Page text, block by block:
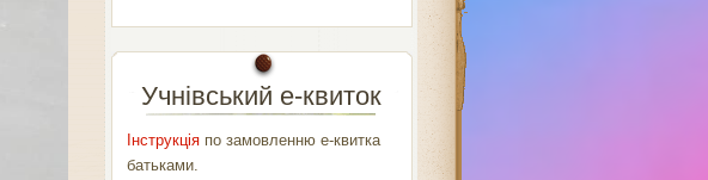
Учнівський е-квиток
Інструкціяпо замовленню е-квитка
батьками.